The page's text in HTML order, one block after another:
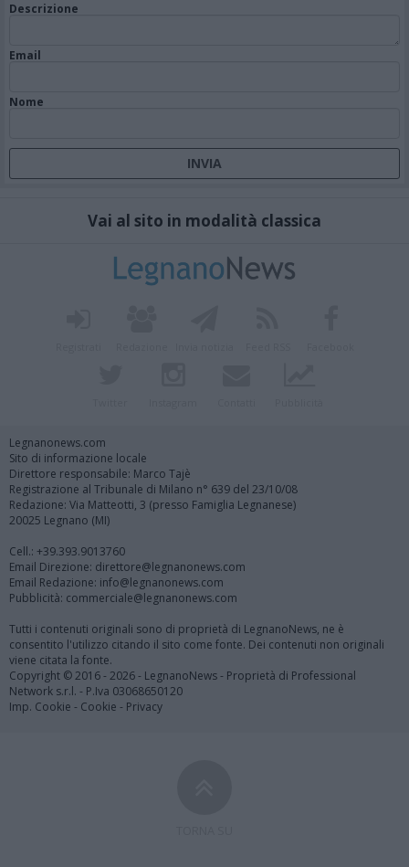
Descrizione
Email
Nome
Vai al sito in modalità classica
Legnanonews.com
Sito di informazione locale
Direttore responsabile: Marco Tajè
Registrazione al Tribunale di Milano n° 639 del 23/10/08
Redazione: Via Matteotti, 3 (presso Famiglia Legnanese)
20025 Legnano (MI)
Cell.: +39.393.9013760
Email Direzione: direttore@legnanonews.com
Email Redazione: info@legnanonews.com
Pubblicità: commerciale@legnanonews.com
Tutti i contenuti originali sono di proprietà di LegnanoNews, ne è
consentito l'utilizzo citando il sito come fonte. Dei contenuti non originali
viene citata la fonte.
Copyright © 2016 - 2026 - LegnanoNews - Proprietà di Professional
Network s.r.l. - P.Iva 03068650120
Imp. Cookie - Cookie - Privacy